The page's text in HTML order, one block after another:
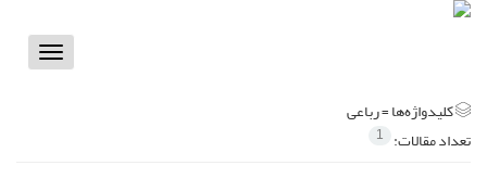
Toggle
کلیدواژه‌ها =رباعی
تعداد مقالات: 1